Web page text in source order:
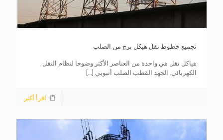
تجميع خطوط نقل هيكل برج من الصلب
هياكل نقل هي واحدة من العناصر الأكثر وضوحا لنظام النقل
الكهربائي. الجهد القطب الصلب أنبوبي [...]
اقرأ أكثر